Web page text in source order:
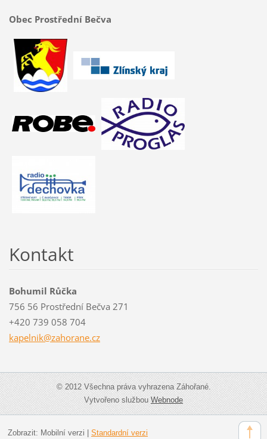
Obec Prostřední Bečva
Kontakt
Bohumil Růčka
756 56 Prostřední Bečva 271
+420 739 058 704
kapelnik@zahorane.cz
© 2012 Všechna práva vyhrazena Záhořané.
Vytvořeno službouWebnode
Zobrazit: Mobilní verzi Standardní verzi